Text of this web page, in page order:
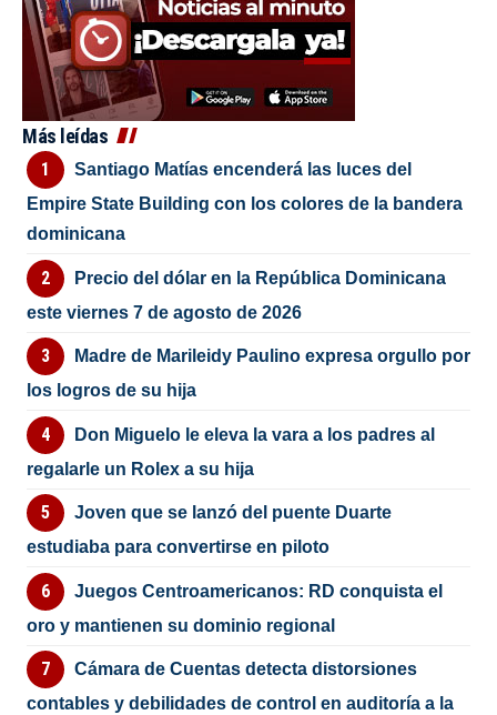
Más leídas
Santiago Matías encenderá las luces del
Empire State Building con los colores de la bandera
dominicana
Precio del dólar en la República Dominicana
este viernes 7 de agosto de 2026
Madre de Marileidy Paulino expresa orgullo por
los logros de su hija
Don Miguelo le eleva la vara a los padres al
regalarle un Rolex a su hija
Joven que se lanzó del puente Duarte
estudiaba para convertirse en piloto
Juegos Centroamericanos: RD conquista el
oro y mantienen su dominio regional
Cámara de Cuentas detecta distorsiones
contables y debilidades de control en auditoría a la